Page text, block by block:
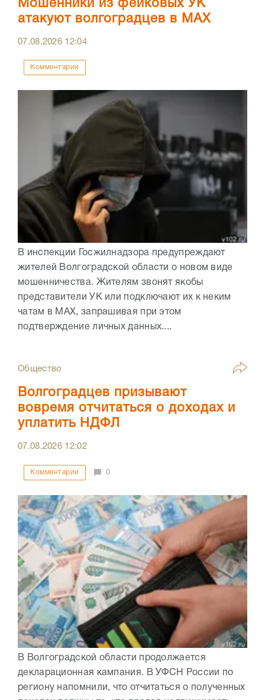
Мошенники из фейковых УК
атакуют волгоградцев в МАХ
07.08.2026 12:04
Комментарии
В инспекции Госжилнадзора предупреждают
жителей Волгоградской области о новом виде
мошенничества. Жителям звонят якобы
представители УК или подключают их к неким
чатам в МАХ, запрашивая при этом
подтверждение личных данных....
Общество
Волгоградцев призывают
вовремя отчитаться о доходах и
уплатить НДФЛ
07.08.2026 12:02
Комментарии 0
В Волгоградской области продолжается
декларационная кампания. В УФСН России по
региону напомнили, что отчитаться о полученных